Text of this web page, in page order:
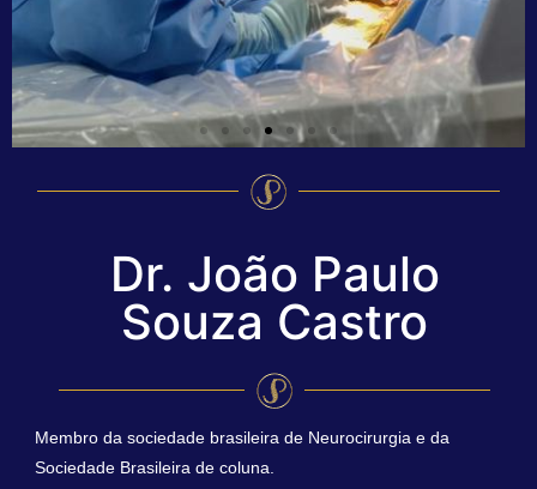
Dr. João Paulo
Souza Castro
Membro da sociedade brasileira de Neurocirurgia e da
Sociedade Brasileira de coluna.